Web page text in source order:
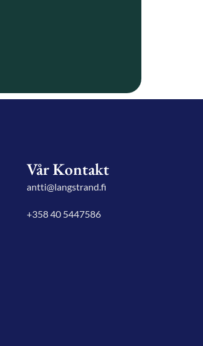
Vår Kontakt
antti@langstrand.fi
+358 40 5447586